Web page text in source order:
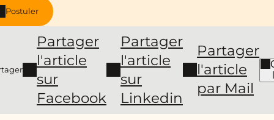
Postuler
Partager
l'article
sur
Facebook
Partager
l'article
sur
Linkedin
Partager
l'article
par Mail